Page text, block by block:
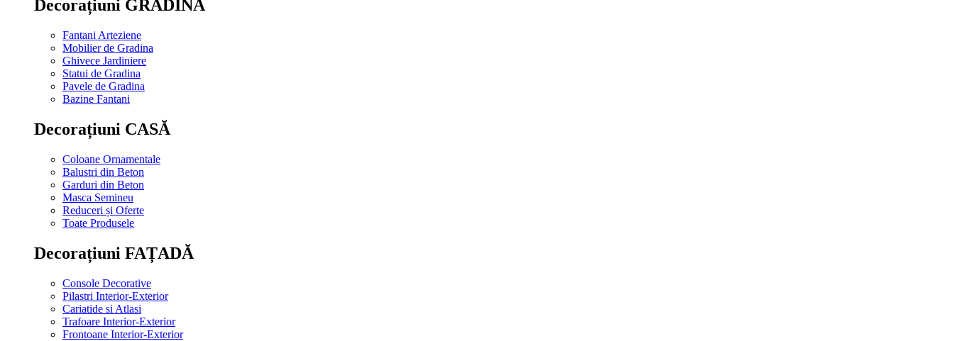
Decorațiuni GRĂDINĂ
Fantani Arteziene
Mobilier de Gradina
Ghivece Jardiniere
Statui de Gradina
Pavele de Gradina
Bazine Fantani
Decorațiuni CASĂ
Coloane Ornamentale
Balustri din Beton
Garduri din Beton
Masca Semineu
Reduceri și Oferte
Toate Produsele
Decorațiuni FAȚADĂ
Console Decorative
Pilastri Interior-Exterior
Cariatide si Atlasi
Trafoare Interior-Exterior
Frontoane Interior-Exterior